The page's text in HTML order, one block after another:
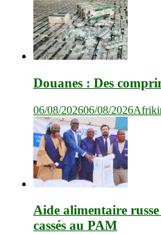
Douanes : Des
06/08/202606/08/2026
Aide alimentaire
cassés au PAM